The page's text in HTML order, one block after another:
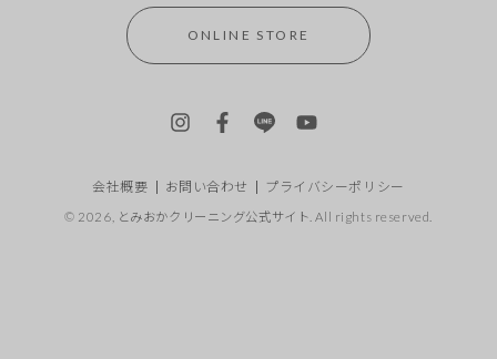
ONLINE STORE
InstagramFacebookLINE YouTube
会社概要 お問い合わせ プライバシーポリシー
© 2026, とみおかクリーニング公式サイト . All rights reserved.